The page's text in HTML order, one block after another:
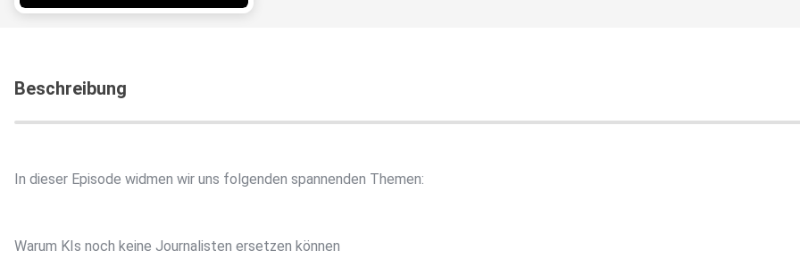
Beschreibung
In dieser Episode widmen wir uns folgenden spannenden Themen:
Warum KIs noch keine Journalisten ersetzen können